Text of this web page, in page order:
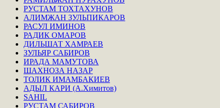
РУСТАМ ТОХТАХУНОВ
АЛИМЖАН ЗУЛЬПИКАРОВ
РАСУЛ ИМИНОВ
РАДИК ОМАРОВ
ДИЛЬШАТ ХАМРАЕВ
ЗУЛЬЯР САБИРОВ
ИРАДА МАМУТОВА
ШАХНОЗА НАЗАР
ТОЛИК ИМАМБАКИЕВ
АДЫЛ КАРИ (А.Химитов)
SAHIL
РУСТАМ САБИРОВ